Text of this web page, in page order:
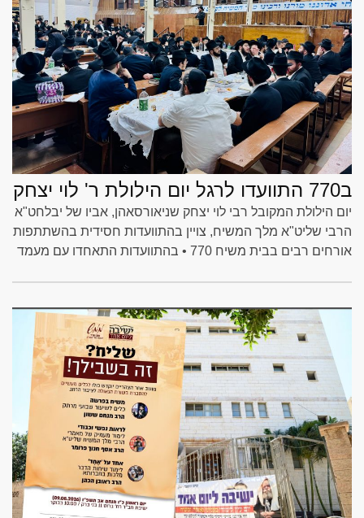
ב770 התוועדו לרגל יום הילולת ר' לוי יצחק
יום הילולת המקובל רבי לוי יצחק שניאורסאהן, אביו של יבלחט"א
הרבי שליט"א מלך המשיח, צויין בהתוועדות חסידית בהשתתפות
אורחים רבים בבית משיח 770 • בהתוועדות התאחדו עם מעמד